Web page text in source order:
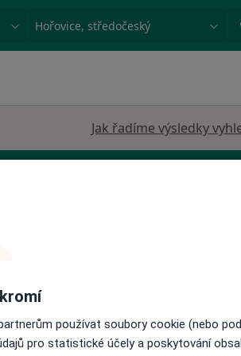
Město nebo region
Jak řadíme výsledky
Rezervovat termín
používat soubory cookie (nebo
pro statistické účely a poskytování